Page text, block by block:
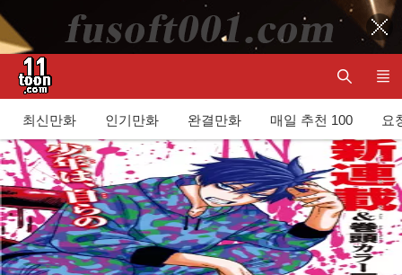
최신만화 인기만화 완결만화 매일 추천 100 요